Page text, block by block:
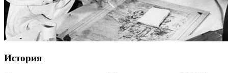
История